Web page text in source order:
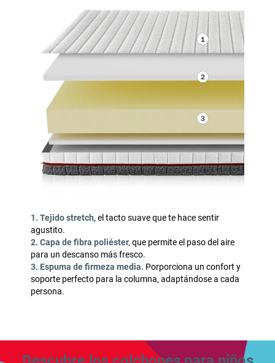
1. Tejido stretch, el tacto suave que te hace sentir
agustito.
2. Capa de fibra poliéster,que permite el paso del aire
para un descanso más fresco.
3. Espuma de firmeza media. Porporciona un confort y
soporte perfecto para la columna, adaptándose a cada
persona.